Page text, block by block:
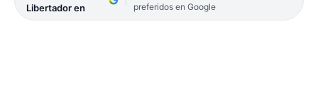
Libertador en
preferidos en Google